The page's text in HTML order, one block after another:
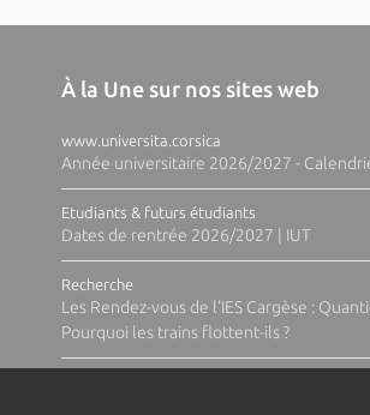
À la Une sur nos sites web
www.universita.corsica
Année universitaire 2026/2027 -
Etudiants & futurs étudiants
Dates de rentrée 2026/2027 | IUT
Recherche
Les Rendez-vous de l'IES Cargèse :
Pourquoi les trains flottent-ils ?